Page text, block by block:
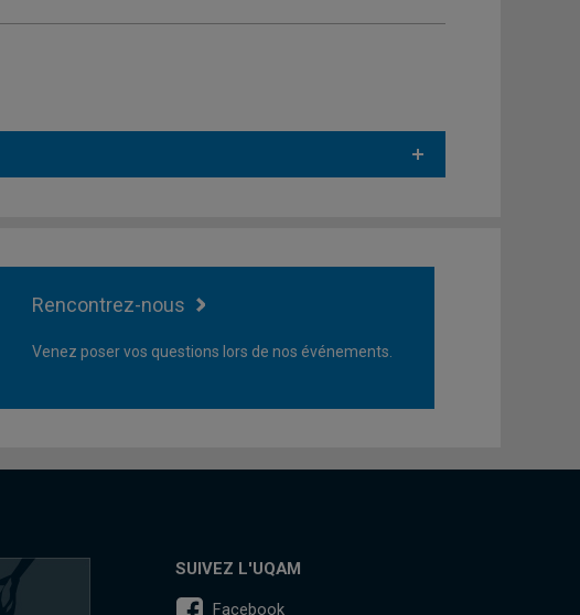
Rencontrez-nous
Venez poser vos questions lors de nos événements.
SUIVEZ L'UQAM
Facebook